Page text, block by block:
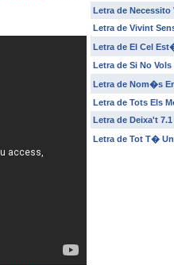
Letra de Necessito
Letra de Vivint
Letra de El Cel
Letra de Si No
Letra de Nom�s
Letra de Tots Els
Letra de Deixa't 7.1
Letra de Tot T�